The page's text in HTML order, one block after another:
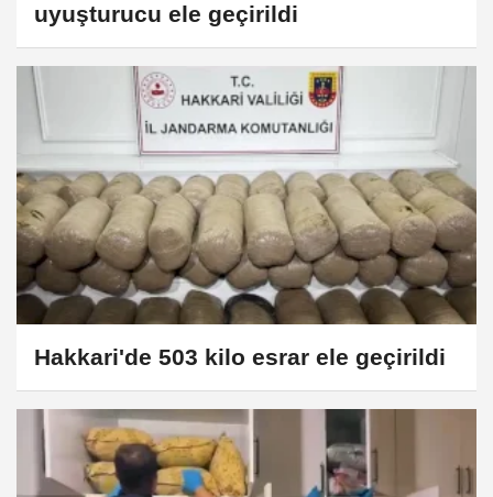
uyuşturucu ele geçirildi
Hakkari'de 503 kilo esrar ele geçirildi